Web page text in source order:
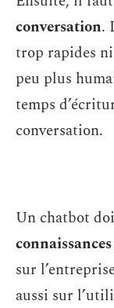
conversation.
trop rapides
peu plus
temps
conversation.
Un chatbot
connaissances
sur
aussi sur